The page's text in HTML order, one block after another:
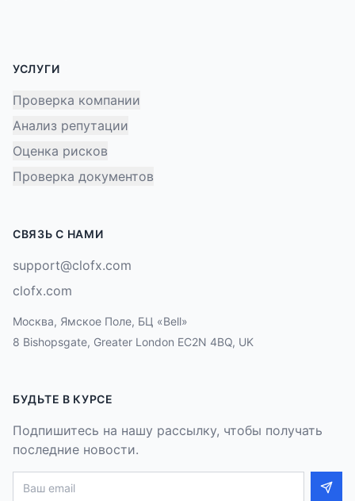
УСЛУГИ
Проверка компании
Анализ репутации
Оценка рисков
Проверка документов
СВЯЗЬ С НАМИ
support@clofx.com
clofx.com
Москва, Ямское Поле, БЦ «Bell»
8 Bishopsgate, Greater London EC2N 4BQ, UK
БУДЬТЕ В КУРСЕ
Подпишитесь на нашу рассылку, чтобы получать
последние новости.